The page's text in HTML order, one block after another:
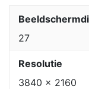
27
Resolutie
3840 x 2160